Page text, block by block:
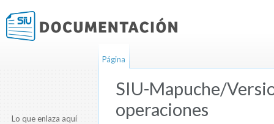
SIU-Mapuche/
operaciones
Página
Lo que enlaza aquí